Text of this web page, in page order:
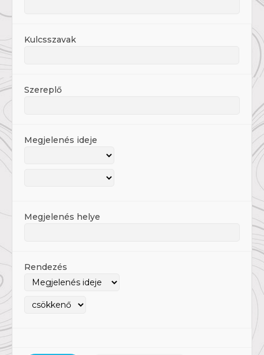
Kulcsszavak
Szereplő
Megjelenés ideje
Megjelenés helye
Rendezés